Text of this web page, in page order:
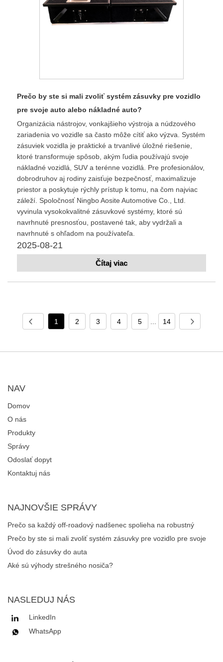
Prečo by ste si mali zvoliť systém zásuvky pre vozidlo
pre svoje auto alebo nákladné auto?
Organizácia nástrojov, vonkajšieho výstroja a núdzového
zariadenia vo vozidle sa často môže cítiť ako výzva. Systém
zásuviek vozidla je praktické a trvanlivé úložné riešenie,
ktoré transformuje spôsob, akým ľudia používajú svoje
nákladné vozidlá, SUV a terénne vozidlá. Pre profesionálov,
dobrodruhov aj rodiny zaisťuje bezpečnosť, maximalizuje
priestor a poskytuje rýchly prístup k tomu, na čom najviac
záleží. Spoločnosť Ningbo Aosite Automotive Co., Ltd.
vyvinula vysokokvalitné zásuvkové systémy, ktoré sú
navrhnuté presnosťou, postavené tak, aby vydržali a
navrhnuté s ohľadom na používateľa.
2025-08-21
Čítaj viac
1 2 3 4 5 14
NAV
Domov
O nás
Produkty
Správy
Odoslať dopyt
Kontaktuj nás
NAJNOVŠIE SPRÁVY
Prečo sa každý off-roadový nadšenec spolieha na robustný
systém automobilových zásuviek na správu výstroja?
Prečo by ste si mali zvoliť systém zásuvky pre vozidlo pre svoje
auto alebo nákladné auto?
Úvod do zásuvky do auta
Aké sú výhody strešného nosiča?
NASLEDUJ NÁS
LinkedIn
WhatsApp